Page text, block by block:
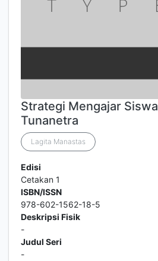
Strategi Mengajar Siswa
Tunanetra
Lagita Manastas
Edisi
Cetakan 1
ISBN/ISSN
978-602-1562-18-5
Deskripsi Fisik
-
Judul Seri
-